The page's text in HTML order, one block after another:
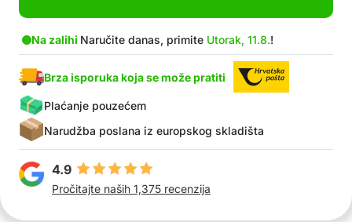
Na zalihi Naručite danas, primite Utorak, 11.8.!
Brza isporuka koja se može pratiti
Plaćanje pouzećem
Narudžba poslana iz europskog skladišta
4.9
Pročitajte naših 1,375 recenzija